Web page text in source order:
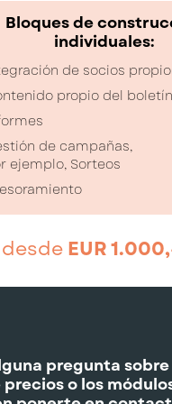
Bloques de
individuales:
de socios
propio del boletín
de campañas,
ejemplo, Sorteos
desdeEUR
pregunta
o los